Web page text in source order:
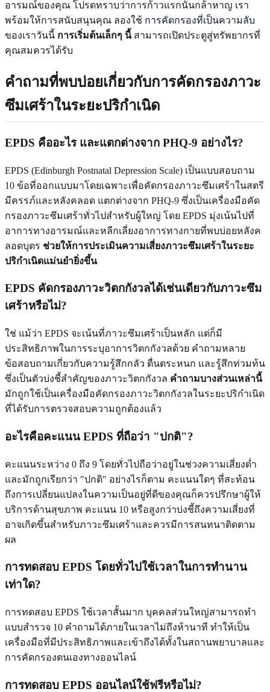
อารมณ์ของคุณ โปรดทราบว่าการก้าวแรกนั้นกล้าหาญ เรา
พร้อมให้การสนับสนุนคุณ ลองใช้ การคัดกรองที่เป็นความลับ
ของเราวันนี้ การเริ่มต้นเล็กๆ นี้สามารถเปิดประตูสู่ทรัพยากรที่
คุณสมควรได้รับ
คำถามที่พบบ่อยเกี่ยวกับการคัดกรองภาวะ
ซึมเศร้าในระยะปริกำเนิด
EPDS คืออะไร และแตกต่างจาก PHQ-9 อย่างไร?
EPDS (Edinburgh Postnatal Depression Scale) เป็นแบบสอบถาม
10 ข้อที่ออกแบบมาโดยเฉพาะเพื่อคัดกรองภาวะซึมเศร้าในสตรี
มีครรภ์และหลังคลอด แตกต่างจาก PHQ-9 ซึ่งเป็นเครื่องมือคัด
กรองภาวะซึมเศร้าทั่วไปสำหรับผู้ใหญ่ โดย EPDS มุ่งเน้นไปที่
อาการทางอารมณ์และหลีกเลี่ยงอาการทางกายที่พบบ่อยหลังค
ลอดบุตร ช่วยให้การประเมินความเสี่ยงภาวะซึมเศร้าในระยะ
ปริกำเนิดแม่นยำยิ่งขึ้น
EPDS คัดกรองภาวะวิตกกังวลได้เช่นเดียวกับภาวะซึม
เศร้าหรือไม่?
ใช่ แม้ว่า EPDS จะเน้นที่ภาวะซึมเศร้าเป็นหลัก แต่ก็มี
ประสิทธิภาพในการระบุอาการวิตกกังวลด้วย คำถามหลาย
ข้อสอบถามเกี่ยวกับความรู้สึกกลัว ตื่นตระหนก และรู้สึกท่วมท้น
ซึ่งเป็นตัวบ่งชี้สำคัญของภาวะวิตกกังวล คำถามบางส่วนเหล่านี้
มักถูกใช้เป็นเครื่องมือคัดกรองภาวะวิตกกังวลในระยะปริกำเนิด
ที่ได้รับการตรวจสอบความถูกต้องแล้ว
อะไรคือคะแนน EPDS ที่ถือว่า "ปกติ"?
คะแนนระหว่าง 0 ถึง 9 โดยทั่วไปถือว่าอยู่ในช่วงความเสี่ยงต่ำ
และมักถูกเรียกว่า "ปกติ" อย่างไรก็ตาม คะแนนใดๆ ที่สะท้อน
ถึงการเปลี่ยนแปลงในความเป็นอยู่ที่ดีของคุณก็ควรปรึกษาผู้ให้
บริการด้านสุขภาพ คะแนน 10 หรือสูงกว่าบ่งชี้ถึงความเสี่ยงที่
อาจเกิดขึ้นสำหรับภาวะซึมเศร้าและควรมีการสนทนาติดตาม
ผล
การทดสอบ EPDS โดยทั่วไปใช้เวลาในการทำนาน
เท่าใด?
การทดสอบ EPDS ใช้เวลาสั้นมาก บุคคลส่วนใหญ่สามารถทำ
แบบสำรวจ 10 คำถามได้ภายในเวลาไม่ถึงห้านาที ทำให้เป็น
เครื่องมือที่มีประสิทธิภาพและเข้าถึงได้ทั้งในสถานพยาบาลและ
การคัดกรองตนเองทางออนไลน์
การทดสอบ EPDS ออนไลน์ใช้ฟรีหรือไม่?